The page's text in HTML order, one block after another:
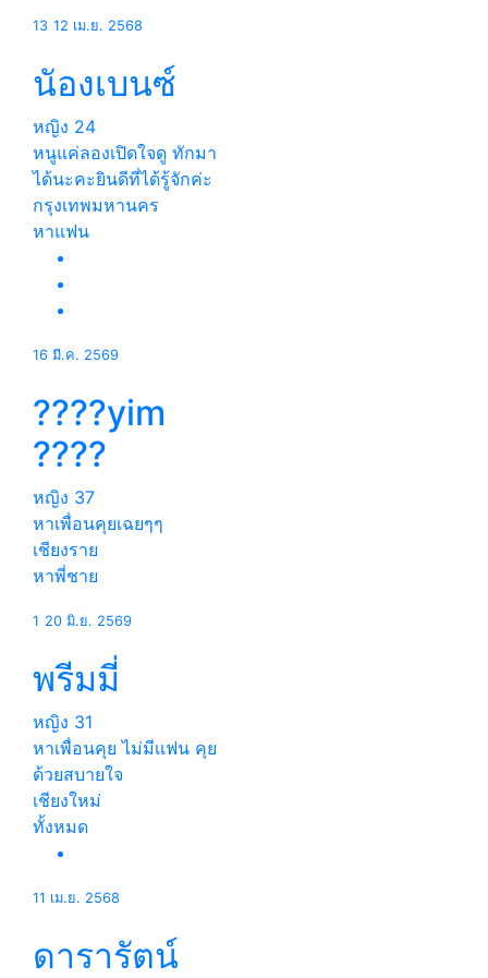
13 12 เม.ย. 2568
นัองเบนซ์
หญิง 24
หนูแค่ลองเปิดใจดู ทักมา
ได้นะคะยินดีที่ได้รู้จักค่ะ
กรุงเทพมหานคร
หาแฟน
16 มี.ค. 2569
????yim
????
หญิง 37
หาเพื่อนคุยเฉยๆๆ
เชียงราย
หาพี่ชาย
1 20 มิ.ย. 2569
พรีมมี่
หญิง 31
หาเพื่อนคุย ไม่มีเเฟน คุย
ด้วยสบายใจ
เชียงใหม่
ทั้งหมด
11 เม.ย. 2568
ดารารัตน์